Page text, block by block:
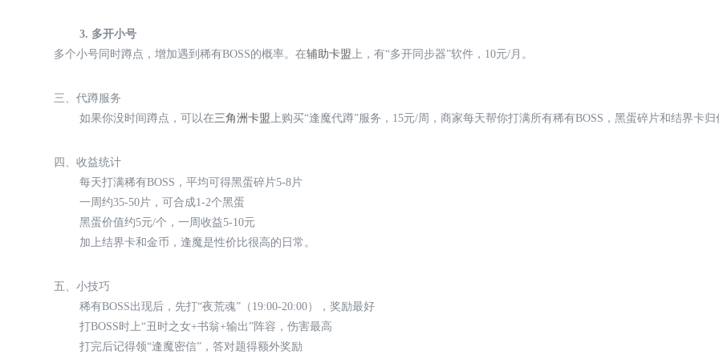
3. 多开小号
多个小号同时蹲点，增加遇到稀有BOSS的概率。在辅助卡盟上，有“多开同步器”软件，10元/月。
三、代蹲服务
如果你没时间蹲点，可以在三角洲卡盟上购买“逢魔代蹲”服务，15元/周，商家每天帮你打满所有稀有BOSS，黑蛋碎片和结界卡归
四、收益统计
每天打满稀有BOSS，平均可得黑蛋碎片5-8片
一周约35-50片，可合成1-2个黑蛋
黑蛋价值约5元/个，一周收益5-10元
加上结界卡和金币，逢魔是性价比很高的日常。
五、小技巧
稀有BOSS出现后，先打“夜荒魂”（19:00-20:00），奖励最好
打BOSS时上“丑时之女+书翁+输出”阵容，伤害最高
打完后记得领“逢魔密信”，答对题得额外奖励